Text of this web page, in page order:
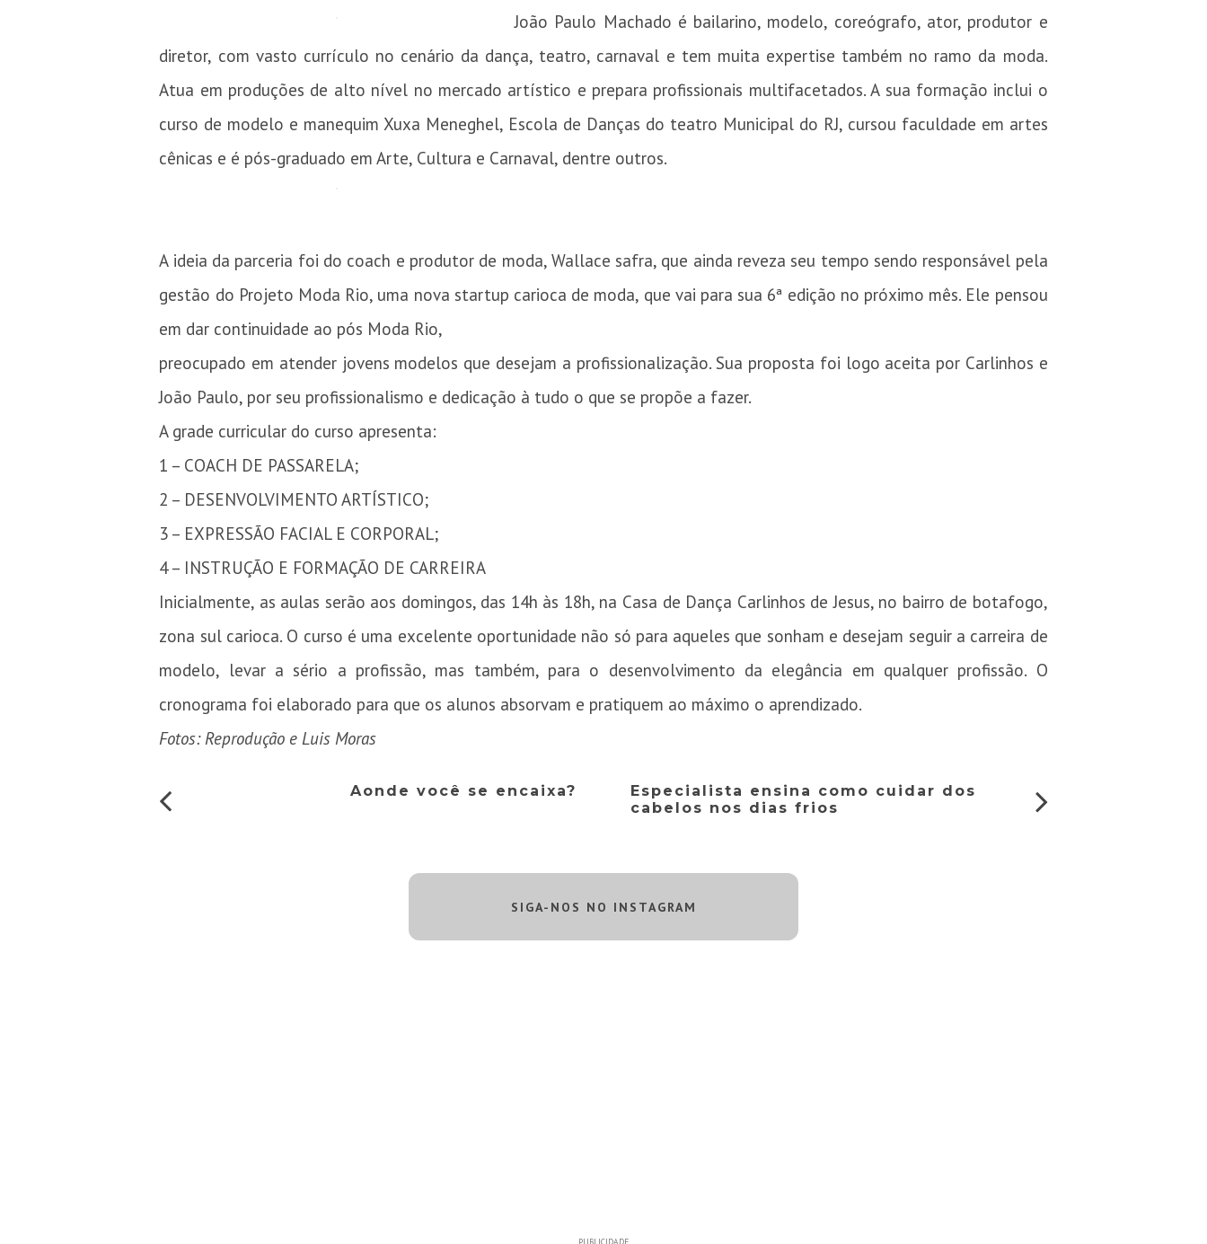
João Paulo Machado é bailarino, modelo, coreógrafo, ator, produtor e
diretor, com vasto currículo no cenário da dança, teatro, carnaval e tem muita expertise também no ramo da moda.
Atua em produções de alto nível no mercado artístico e prepara profissionais multifacetados. A sua formação inclui o
curso de modelo e manequim Xuxa Meneghel, Escola de Danças do teatro Municipal do RJ, cursou faculdade em artes
cênicas e é pós-graduado em Arte, Cultura e Carnaval, dentre outros.
A ideia da parceria foi do coach e produtor de moda, Wallace safra, que ainda reveza seu tempo sendo responsável pela
gestão do Projeto Moda Rio, uma nova startup carioca de moda, que vai para sua 6ª edição no próximo mês. Ele pensou
em dar continuidade ao pós Moda Rio,
preocupado em atender jovens modelos que desejam a profissionalização. Sua proposta foi logo aceita por Carlinhos e
João Paulo, por seu profissionalismo e dedicação à tudo o que se propõe a fazer.
A grade curricular do curso apresenta:
1 – COACH DE PASSARELA;
2 – DESENVOLVIMENTO ARTÍSTICO;
3 – EXPRESSÃO FACIAL E CORPORAL;
4 – INSTRUÇÃO E FORMAÇÃO DE CARREIRA
Inicialmente, as aulas serão aos domingos, das 14h às 18h, na Casa de Dança Carlinhos de Jesus, no bairro de botafogo,
zona sul carioca. O curso é uma excelente oportunidade não só para aqueles que sonham e desejam seguir a carreira de
modelo, levar a sério a profissão, mas também, para o desenvolvimento da elegância em qualquer profissão. O
cronograma foi elaborado para que os alunos absorvam e pratiquem ao máximo o aprendizado.
Fotos: Reprodução e Luis Moras
Aonde você se encaixa?
Especialista ensina como cuidar dos
cabelos nos dias frios
SIGA-NOS NO INSTAGRAM
PUBLICIDADE